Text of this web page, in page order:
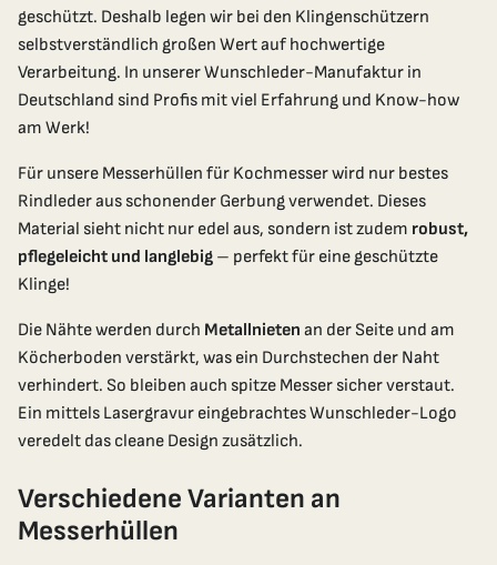
geschützt. Deshalb legen wir bei den Klingenschützern
selbstverständlich großen Wert auf hochwertige
Verarbeitung. In unserer Wunschleder-Manufaktur in
Deutschland sind Profis mit viel Erfahrung und Know-how
am Werk!
Für unsere Messerhüllen für Kochmesser wird nur bestes
Rindleder aus schonender Gerbung verwendet. Dieses
Material sieht nicht nur edel aus, sondern ist zudem robust,
pflegeleicht und langlebig – perfekt für eine geschützte
Klinge!
Die Nähte werden durch Metallnieten an der Seite und am
Köcherboden verstärkt, was ein Durchstechen der Naht
verhindert. So bleiben auch spitze Messer sicher verstaut.
Ein mittels Lasergravur eingebrachtes Wunschleder-Logo
veredelt das cleane Design zusätzlich.
Verschiedene Varianten an
Messerhüllen
Außerdem erhältst Du alle 2 Wochen spannende Infos
rund um Wunschleder!
Wohin dürfen wir den Gutscheincode senden?